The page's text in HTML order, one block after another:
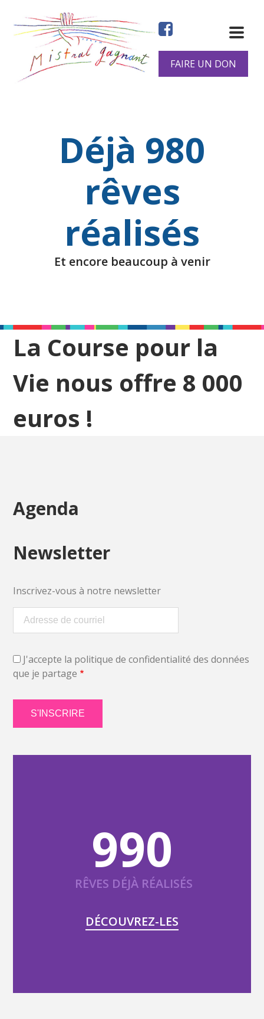
contenu
FAIRE UN DON
Déjà 980
rêves
réalisés
Et encore beaucoup à venir
La Course pour la
Vie nous offre 8 000
euros !
Agenda
Newsletter
Inscrivez-vous à notre newsletter
J'accepte la politique de confidentialité des données
que je partage
990
RÊVES DÉJÀ RÉALISÉS
DÉCOUVREZ-LES